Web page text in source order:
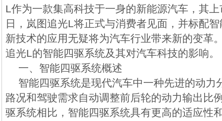
L作为一款集高科技于一身的新能源汽车，其
日，岚图追光L将正式与消费者见面，并标配
新技术的应用无疑将为汽车行业带来新的变革
追光L的智能四驱系统及其对汽车科技的影响。
一、智能四驱系统概述
智能四驱系统是现代汽车中一种先进的动力
路况和驾驶需求自动调整前后轮的动力输出比
驱系统相比，智能四驱系统具有更高的适应性